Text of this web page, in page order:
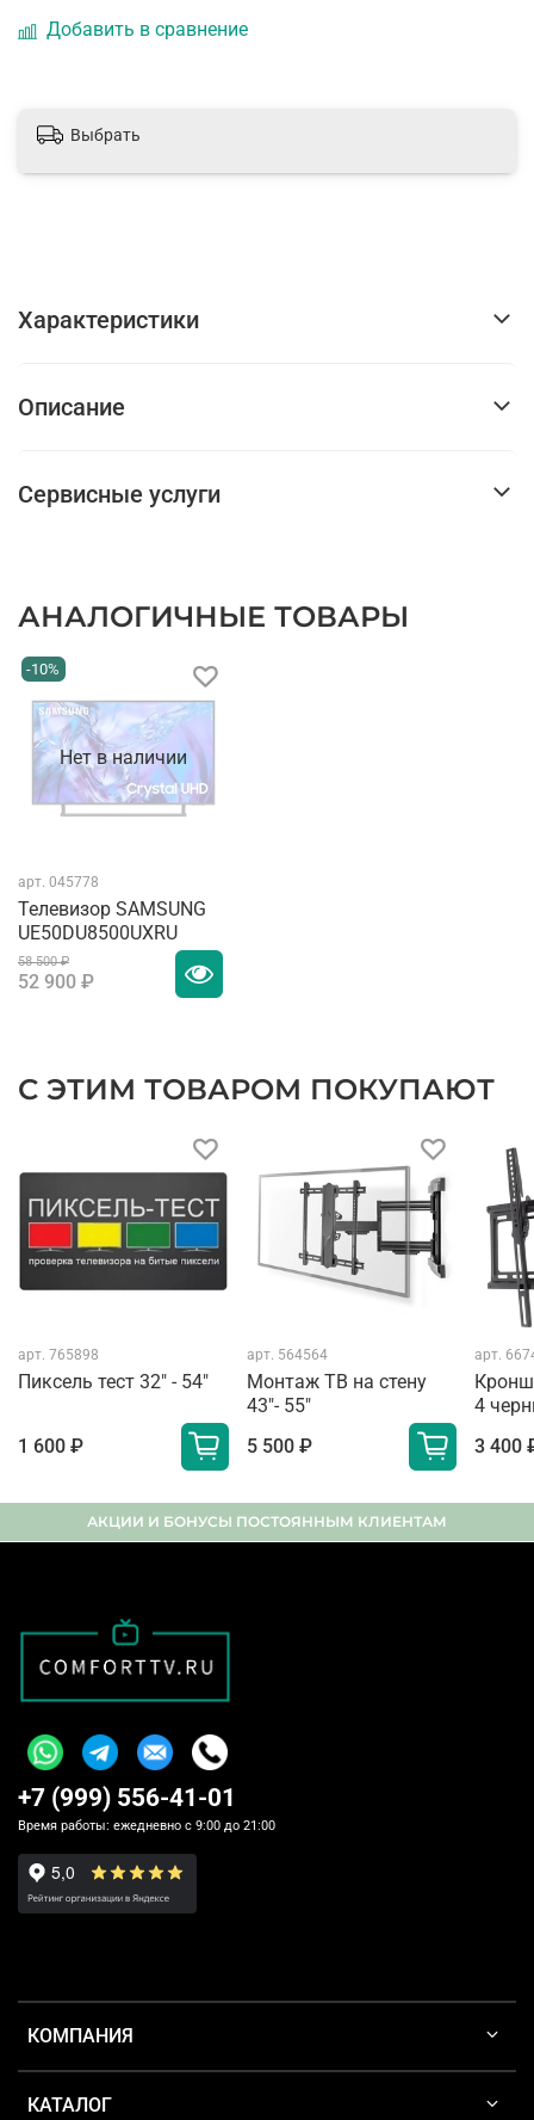
Добавить в сравнение
Выбрать
Характеристики
Описание
Сервисные услуги
АНАЛОГИЧНЫЕ ТОВАРЫ
Нет в наличии
-10%
арт. 045778
Телевизор SAMSUNG
UE50DU8500UXRU
58 500 ₽
52 900 ₽
С ЭТИМ ТОВАРОМ ПОКУПАЮТ
арт. 765898
Пиксель тест 32" - 54"
1 600 ₽
арт. 564564
Монтаж ТВ на стену
43"- 55"
5 500 ₽
арт.
4
3 400
АКЦИИ И БОНУСЫ ПОСТОЯННЫМ КЛИЕНТАМ
КОМПАНИЯ
КАТАЛОГ
+7 (999) 556-41-01
Время работы: ежедневно с 9:00 до 21:00